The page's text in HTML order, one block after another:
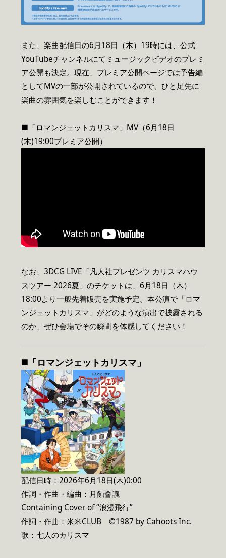
また、楽曲配信日の6月18日（木）19時には、公式
YouTubeチャンネルにてミュージックビデオのプレミ
ア公開も決定。現在、プレミア公開ページでは予告編
としてMVの一部が公開されているので、ひと足先に
楽曲の雰囲気を楽しむことができます！
■「ロマンジェットカリスマ」MV（6月18日
(木)19:00プレミア公開）
なお、3DCG LIVE「凡人社プレゼンツ カリスマハウ
スツアー 2026夏」のチケットは、6月18日（木）
18:00より一般先着販売を実施予定。本公演で「ロマ
ンジェットカリスマ」がどのような演出で披露される
のか、ぜひ会場でその瞬間を体感してください！
◼️「ロマンジェットカリスマ」
配信日時：2026年6月18日(木)0:00
作詞・作曲・編曲：月蝕會議
Containing Cover of “浪漫飛行”
作詞・作曲：米米CLUB ©1987 by Cahoots Inc.
歌：七人のカリスマ